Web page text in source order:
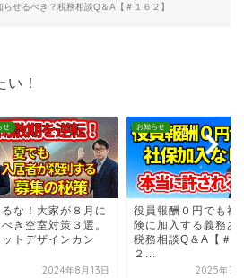
せるべき？税務相談Q＆A【＃１６２】
！
せ
な！大家が８月に
き空室対策３選。
トデザインカン
2024年8月13日
お知らせ
役員報酬０円でも社
険に加入する義務あ
税務相談Q＆A【＃４
２...
2025年7